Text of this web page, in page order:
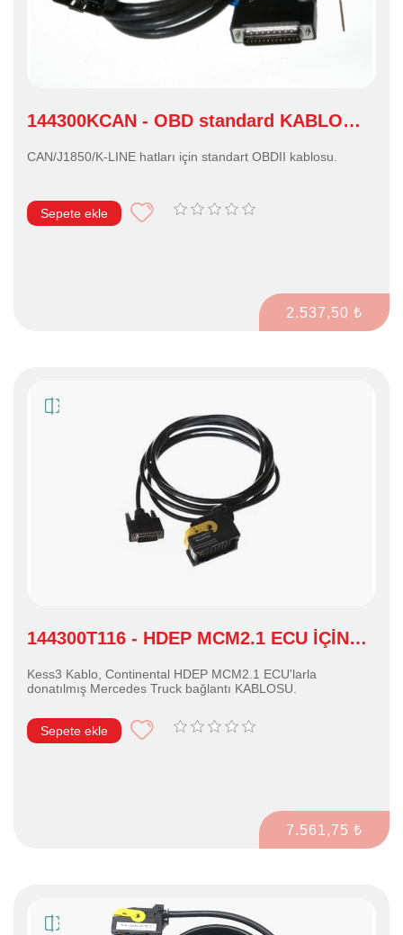
144300KCAN - OBD standard KABLO
CAN/J1850/K-LINE hatları için standart OBDII kablosu.
Sepete ekle
2.537,50 ₺
144300T116 - HDEP MCM2.1 ECU İÇİN
Kess3 Kablo, Continental HDEP MCM2.1 ECU'larla
donatılmış Mercedes Truck bağlantı KABLOSU.
Sepete ekle
7.561,75 ₺